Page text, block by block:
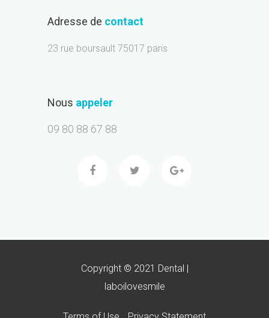
Adresse de contact
23 rue boursault 75017 paris
Nous appeler
09 80 88 67 88
Copyright © 2021 Dental |
laboilovesmile